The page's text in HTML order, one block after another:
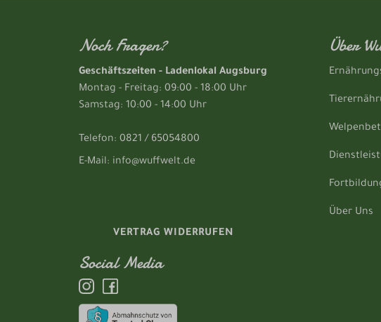
Noch Fragen?
Geschäftszeiten - Ladenlokal Augsburg
Montag - Freitag: 09:00 - 18:00 Uhr
Samstag: 10:00 - 14:00 Uhr
Telefon: 0821 / 65054800
E-Mail: info@wuffwelt.de
VERTRAG WIDERRUFEN
Über
Über Uns
Social Media